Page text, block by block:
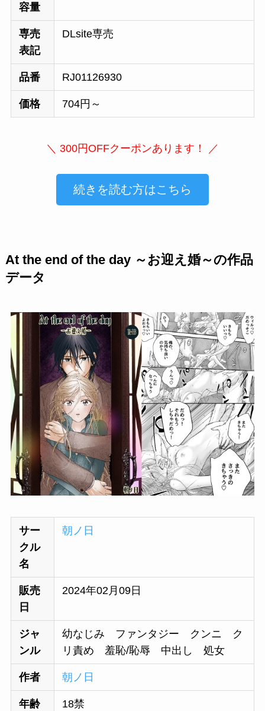
容量
専売
表記
DLsite専売
品番 RJ01126930
価格 704円～
＼ 300円OFFクーポンあります！ ／
続きを読む方はこちら
At the end of the day ～お迎え婚～の作品
データ
サー
クル
名
朝ノ日
販売
日
2024年02月09日
ジャ
ンル
幼なじみ ファンタジー クンニ ク
リ責め 羞恥/恥辱 中出し 処女
作者 朝ノ日
年齢
18禁